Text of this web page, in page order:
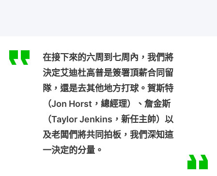
在接下來的六周到七周內，我們將
決定艾迪杜高普是簽署頂薪合同留
隊，還是去其他地方打球。賀斯特
（Jon Horst，總經理）、詹金斯
（Taylor Jenkins，新任主帥）以
及老闆們將共同拍板，我們深知這
一決定的分量。